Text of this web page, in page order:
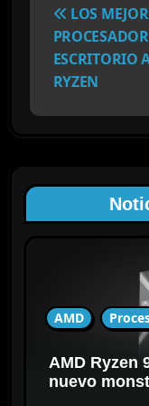
n
LOS
ESCRITORIO
RYZEN
AMD
AMD Ryzen
nuevo